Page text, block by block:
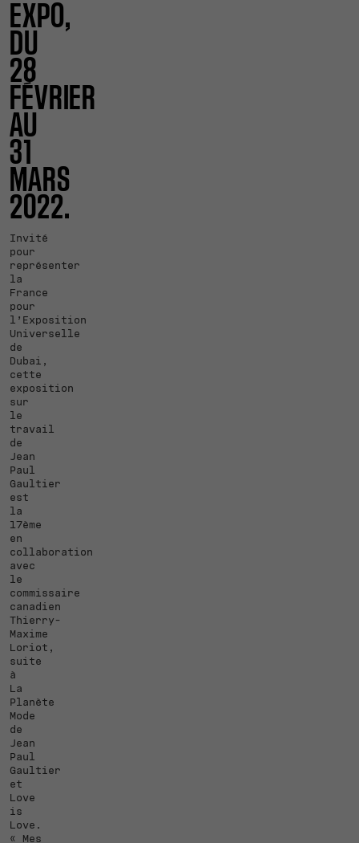
EXPO,
DU
28
FÉVRIER
AU
31
MARS
2022.
Invité
pour
représenter
la
France
pour
l’Exposition
Universelle
de
Dubai,
cette
exposition
sur
le
travail
de
Jean
Paul
Gaultier
est
la
17ème
en
collaboration
avec
le
commissaire
canadien
Thierry-
Maxime
Loriot,
suite
à
La
Planète
Mode
de
Jean
Paul
Gaultier
et
Love
is
Love.
« Mes